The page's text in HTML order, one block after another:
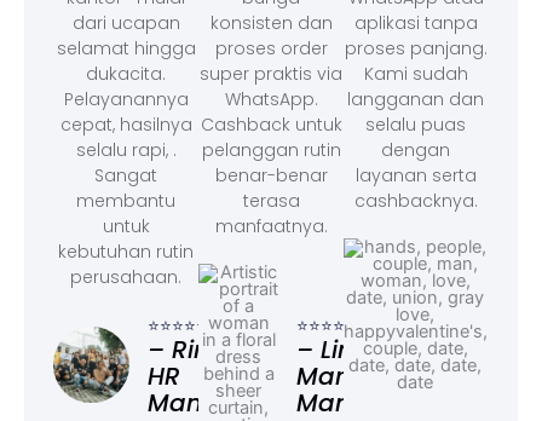
dari ucapan
selamat hingga
dukacita.
Pelayanannya
cepat, hasilnya
selalu rapi, .
Sangat
membantu
untuk
kebutuhan rutin
perusahaan.
⭐⭐⭐⭐⭐
– Rina,
HR
Manager
konsisten dan
proses order
super praktis via
WhatsApp.
Cashback untuk
pelanggan rutin
benar-benar
terasa
manfaatnya.
⭐⭐⭐⭐⭐
– Linda,
Marketing
Manager
aplikasi tanpa
proses panjang.
Kami sudah
langganan dan
selalu puas
dengan
layanan serta
cashbacknya.